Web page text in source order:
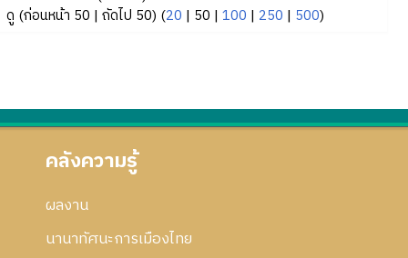
ดู (ก่อนหน้า 50 | ถัดไป 50) (20 | 50 | 100 | 250 | 500)
คลังความรู้
ผลงาน
นานาทัศนะการเมืองไทย